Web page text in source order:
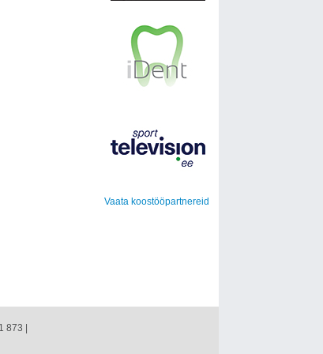
Vaata koostööpartnereid
873 |